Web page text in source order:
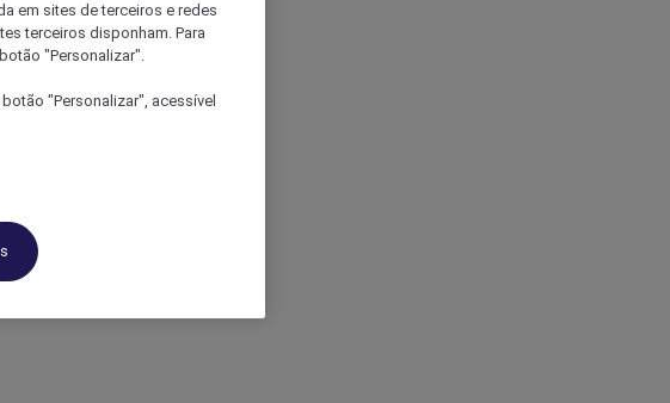
em sites de terceiros e redes
terceiros disponham. Para
"Personalizar".
"Personalizar", acessível